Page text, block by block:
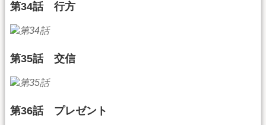
第34話 行方
第35話 交信
第36話 プレゼント